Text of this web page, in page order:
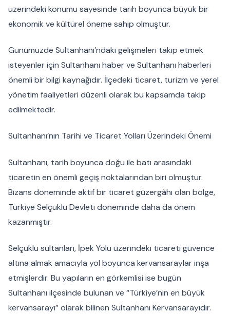
üzerindeki konumu sayesinde tarih boyunca büyük bir
ekonomik ve kültürel öneme sahip olmuştur.
Günümüzde Sultanhanı’ndaki gelişmeleri takip etmek
isteyenler için Sultanhanı haber ve Sultanhanı haberleri
önemli bir bilgi kaynağıdır. İlçedeki ticaret, turizm ve yerel
yönetim faaliyetleri düzenli olarak bu kapsamda takip
edilmektedir.
Sultanhanı’nın Tarihi ve Ticaret Yolları Üzerindeki Önemi
Sultanhanı, tarih boyunca doğu ile batı arasındaki
ticaretin en önemli geçiş noktalarından biri olmuştur.
Bizans döneminde aktif bir ticaret güzergâhı olan bölge,
Türkiye Selçuklu Devleti döneminde daha da önem
kazanmıştır.
Selçuklu sultanları, İpek Yolu üzerindeki ticareti güvence
altına almak amacıyla yol boyunca kervansaraylar inşa
etmişlerdir. Bu yapıların en görkemlisi ise bugün
Sultanhanı ilçesinde bulunan ve “Türkiye’nin en büyük
kervansarayı” olarak bilinen Sultanhanı Kervansarayıdır.